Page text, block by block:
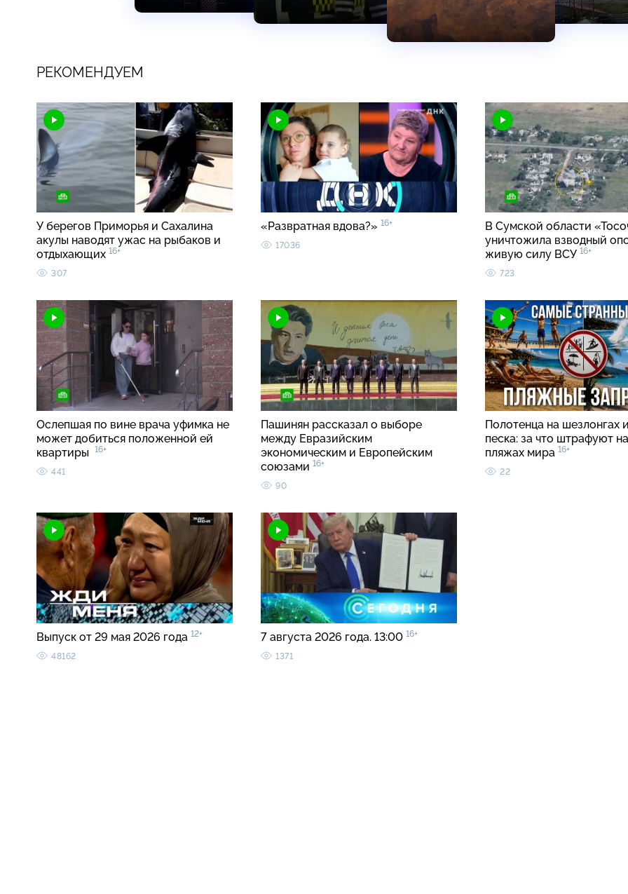
РЕКОМЕНДУЕМ
У берегов Приморья и Сахалина
акулы наводят ужас на рыбаков и
отдыхающих 16+
307
«Развратная вдова?» 16+
17036
В Сумской области
уничтожила взводный
живую силу ВСУ 16+
723
Ослепшая по вине врача уфимка не
может добиться положенной ей
квартиры
16+
441
Пашинян рассказал о выборе
между Евразийским
экономическим и Европейским
союзами 16+
90
Полотенца на шезлонгах
песка: за что штрафуют
пляжах мира 16+
22
Выпуск от 29 мая 2026 года 12+
48162
7 августа 2026 года. 13:00 16+
1371